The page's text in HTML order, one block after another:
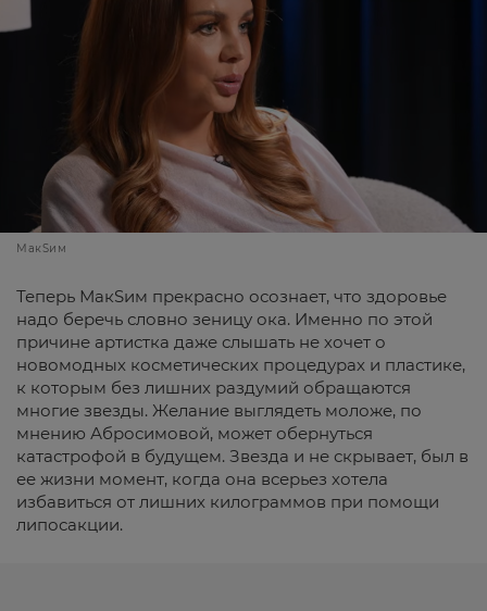
МакSим
Теперь МакSим прекрасно осознает, что здоровье
надо беречь словно зеницу ока. Именно по этой
причине артистка даже слышать не хочет о
новомодных косметических процедурах и пластике,
к которым без лишних раздумий обращаются
многие звезды. Желание выглядеть моложе, по
мнению Абросимовой, может обернуться
катастрофой в будущем. Звезда и не скрывает, был в
ее жизни момент, когда она всерьез хотела
избавиться от лишних килограммов при помощи
липосакции.